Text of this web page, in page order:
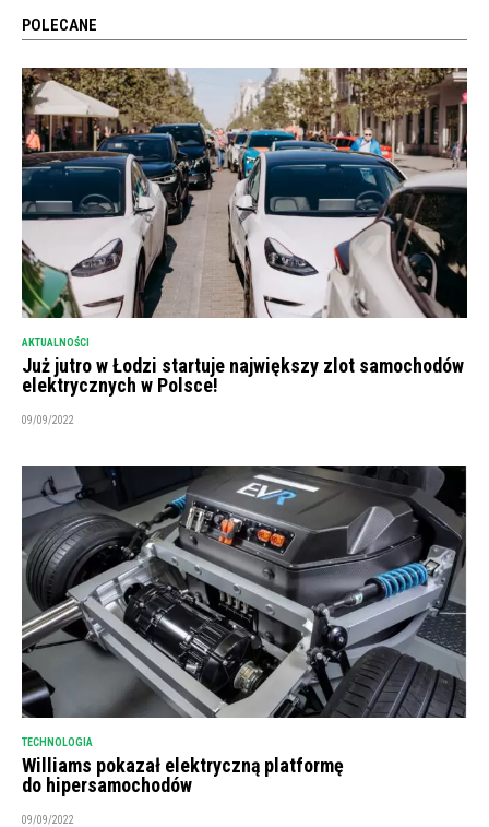
POLECANE
AKTUALNOŚCI
Już jutro w Łodzi startuje największy zlot samochodów
elektrycznych w Polsce!
09/09/2022
TECHNOLOGIA
Williams pokazał elektryczną platformę
do hipersamochodów
09/09/2022